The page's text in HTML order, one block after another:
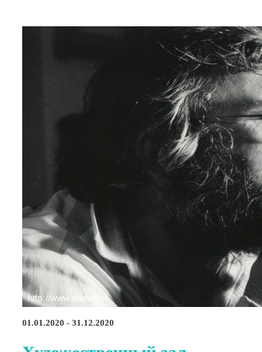
01.01.2020 - 31.12.2020